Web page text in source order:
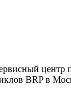
центр
BRP в